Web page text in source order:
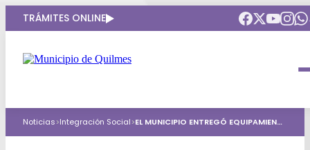
TRÁMITES ONLINE
Intendenta
Gobierno Abierto
Obras Públicas
ARQUI
Noticias>Integración Social> EL MUNICIPIO ENTREGÓ EQUIPAMIENTO A PUNTOS SOLIDARIOS